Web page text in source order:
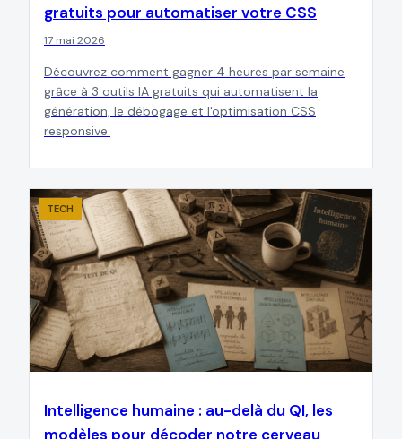
gratuits pour automatiser votre CSS
17 mai 2026
Découvrez comment gagner 4 heures par semaine
grâce à 3 outils IA gratuits qui automatisent la
génération, le débogage et l'optimisation CSS
responsive.
TECH
Intelligence humaine : au-delà du QI, les
modèles pour décoder notre cerveau